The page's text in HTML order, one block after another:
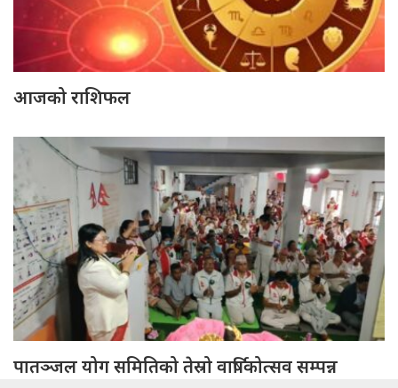
आजको राशिफल
पातञ्जल योग समितिको तेस्रो वार्षिकोत्सव सम्पन्न